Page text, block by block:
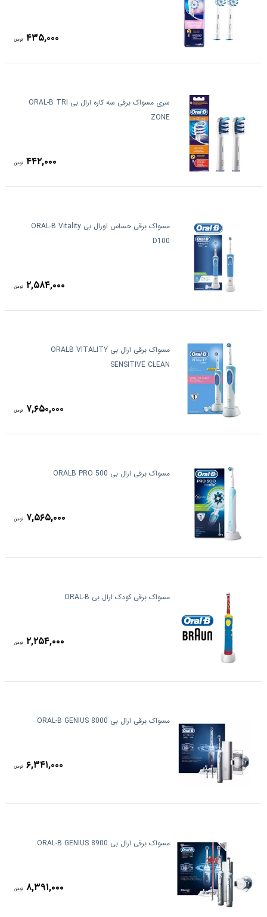
۴۳۵,۰۰۰ تومان
سری مسواک برقی سه کاره ارال بی ORAL-B TRI
ZONE
۴۴۲,۰۰۰ تومان
مسواک برقی حساس اورال بی ORAL-B Vitality
D100
۲,۵۸۴,۰۰۰ تومان
مسواک برقی ارال بی ORALB VITALITY
SENSITIVE CLEAN
۷,۶۵۰,۰۰۰ تومان
مسواک برقی ارال بی ORALB PRO 500
۷,۵۶۵,۰۰۰ تومان
مسواک برقی کودک ارال بی ORAL-B
۲,۲۵۴,۰۰۰ تومان
مسواک برقی ارال بی ORAL-B GENIUS 8000
۶,۳۴۱,۰۰۰ تومان
مسواک برقی ارال بی ORAL-B GENIUS 8900
۸,۳۹۱,۰۰۰ تومان